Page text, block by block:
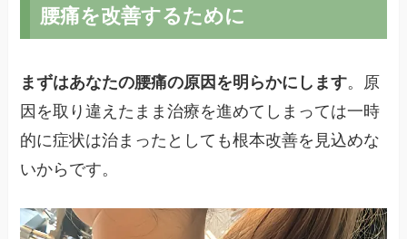
腰痛を改善するために
まずはあなたの腰痛の原因を明らかにします。原
因を取り違えたまま治療を進めてしまっては一時
的に症状は治まったとしても根本改善を見込めな
いからです。